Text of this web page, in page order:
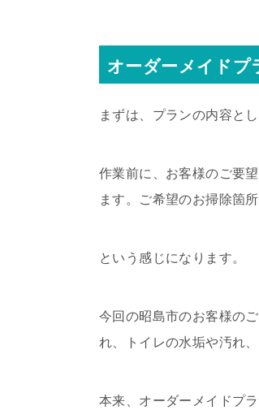
オーダーメイドプ
まずは、プランの内容と
作業前に、お客様のご要
ます。ご希望のお掃除箇
という感じになります。
今回の昭島市のお客様の
れ、トイレの水垢や汚れ
本来、オーダーメイドプ